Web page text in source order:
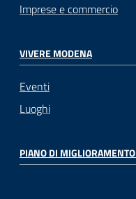
Imprese e commercio
VIVERE MODENA
Eventi
Luoghi
PIANO DI